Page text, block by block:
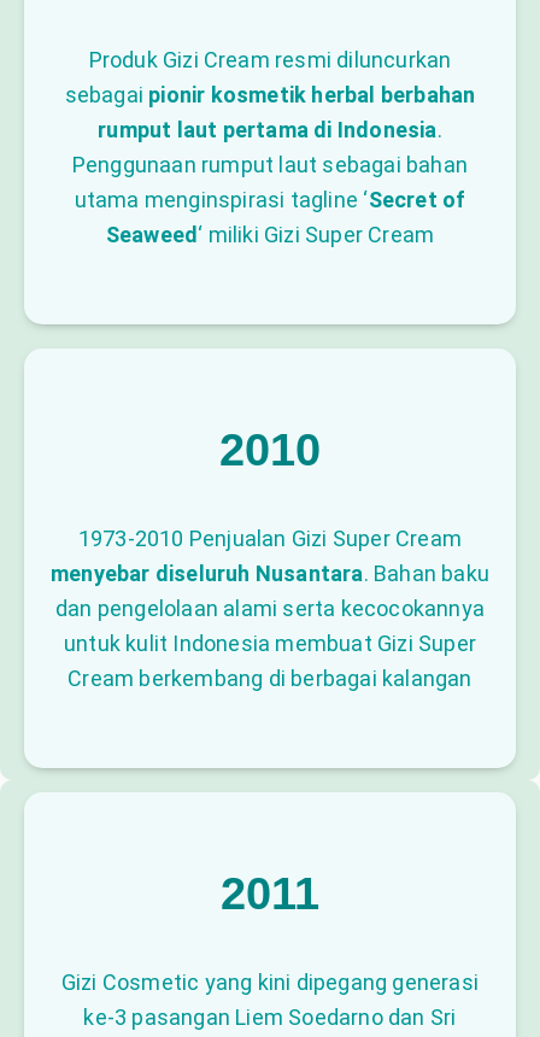
Produk Gizi Cream resmi diluncurkan
sebagai pionir kosmetik herbal berbahan
rumput laut pertama di Indonesia.
Penggunaan rumput laut sebagai bahan
utama menginspirasi tagline ‘Secret of
Seaweed‘ miliki Gizi Super Cream
2010
1973-2010 Penjualan Gizi Super Cream
menyebar diseluruh Nusantara. Bahan baku
dan pengelolaan alami serta kecocokannya
untuk kulit Indonesia membuat Gizi Super
Cream berkembang di berbagai kalangan
2011
Gizi Cosmetic yang kini dipegang generasi
ke-3 pasangan Liem Soedarno dan Sri